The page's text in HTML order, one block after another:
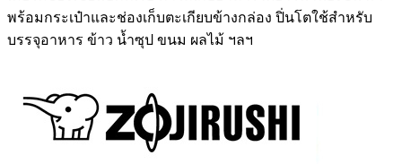
พร้อมกระเป๋าและช่องเก็บตะเกียบข้างกล่อง ปิ่นโตใช้สำหรับ
บรรจุอาหาร ข้าว น้ำซุป ขนม ผลไม้ ฯลฯ